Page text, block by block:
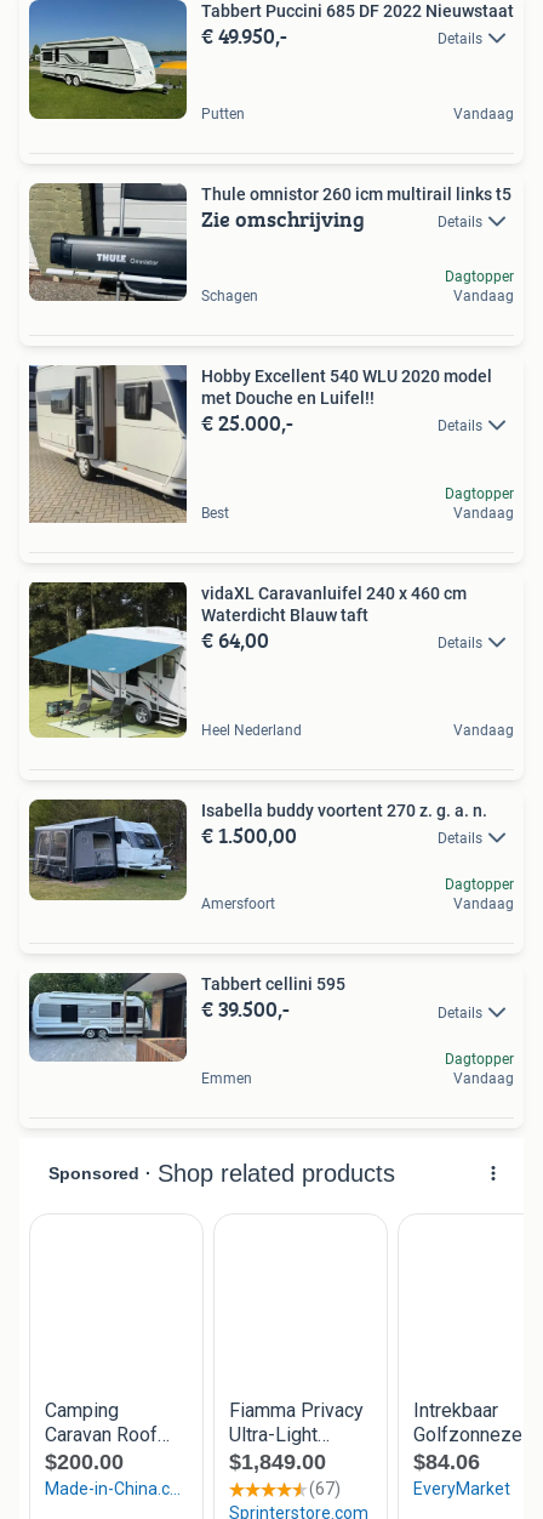
Tabbert Puccini 685 DF 2022 Nieuwstaat
€ 49.950,- Details
Putten Vandaag
Thule omnistor 260 icm multirail links t5
Zie omschrijving Details
Schagen
Dagtopper
Vandaag
Hobby Excellent 540 WLU 2020 model
met Douche en Luifel!!
€ 25.000,- Details
Best
Dagtopper
Vandaag
vidaXL Caravanluifel 240 x 460 cm
Waterdicht Blauw taft
€ 64,00 Details
Heel Nederland Vandaag
Isabella buddy voortent 270 z. g. a. n.
€ 1.500,00 Details
Amersfoort
Dagtopper
Vandaag
Tabbert cellini 595
€ 39.500,- Details
Emmen
Dagtopper
Vandaag